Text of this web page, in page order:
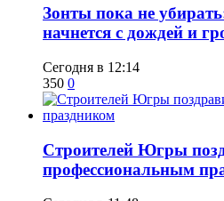
​Зонты пока не
начнется с дождей и
Сегодня в 12:14
350 0
​Строителей Югры
профессиональным